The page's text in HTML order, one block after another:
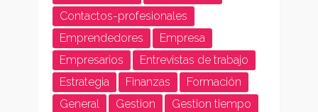
Contactos-profesionales
Emprendedores
Empresa
Empresarios
Entrevistas de trabajo
Estrategia
Finanzas
Formación
General
Gestion
Gestion tiempo